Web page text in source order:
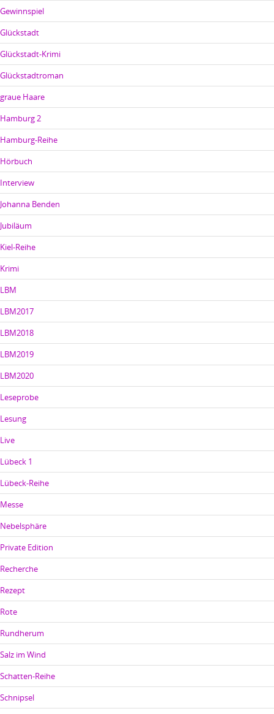
Gewinnspiel
Glückstadt
Glückstadt-Krimi
Glückstadtroman
graue Haare
Hamburg 2
Hamburg-Reihe
Hörbuch
Interview
Johanna Benden
Jubiläum
Kiel-Reihe
Krimi
LBM
LBM2017
LBM2018
LBM2019
LBM2020
Leseprobe
Lesung
Live
Lübeck 1
Lübeck-Reihe
Messe
Nebelsphäre
Private Edition
Recherche
Rezept
Rote
Rundherum
Salz im Wind
Schatten-Reihe
Schnipsel